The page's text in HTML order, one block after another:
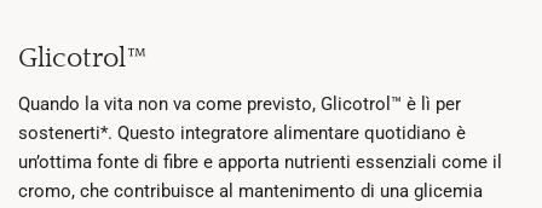
Glicotrol™
Quando la vita non va come previsto, Glicotrol™ è lì per
sostenerti*. Questo integratore alimentare quotidiano è
un’ottima fonte di fibre e apporta nutrienti essenziali come il
cromo, che contribuisce al mantenimento di una glicemia